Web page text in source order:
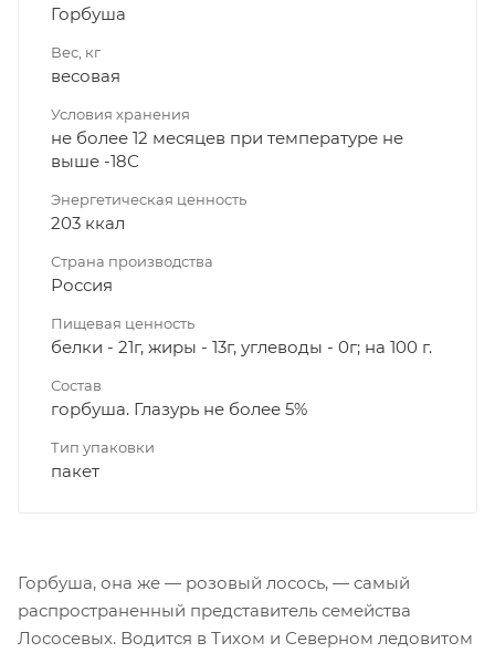
Горбуша
Вес, кг
весовая
Условия хранения
не более 12 месяцев при температуре не
выше -18С
Энергетическая ценность
203 ккал
Страна производства
Россия
Пищевая ценность
белки - 21г, жиры - 13г, углеводы - 0г; на 100 г.
Состав
горбуша. Глазурь не более 5%
Тип упаковки
пакет
Горбуша, она же — розовый лосось, — самый
распространенный представитель семейства
Лососевых. Водится в Тихом и Северном ледовитом